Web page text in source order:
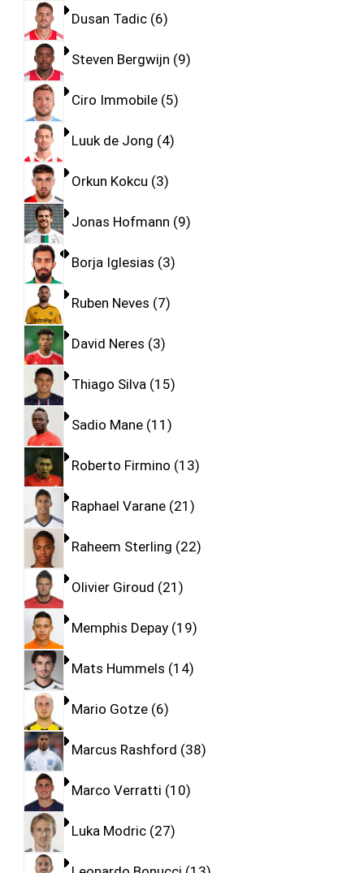
Dusan Tadic 6
Steven Bergwijn 9
Ciro Immobile 5
Luuk de Jong 4
Orkun Kokcu 3
Jonas Hofmann 9
Borja Iglesias 3
Ruben Neves 7
David Neres 3
Thiago Silva 15
Sadio Mane 11
Roberto Firmino 13
Raphael Varane 21
Raheem Sterling 22
Olivier Giroud 21
Memphis Depay 19
Mats Hummels 14
Mario Gotze 6
Marcus Rashford 38
Marco Verratti 10
Luka Modric 27